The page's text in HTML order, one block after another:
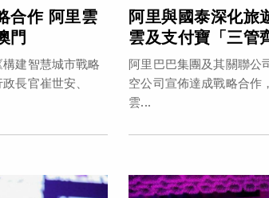
合作 阿里雲
門
建智慧城市戰略
長官崔世安、
阿里與國泰深化旅
雲及支付寶「三管
阿里巴巴集團及其關聯公
空公司宣佈達成戰略合作
雲...